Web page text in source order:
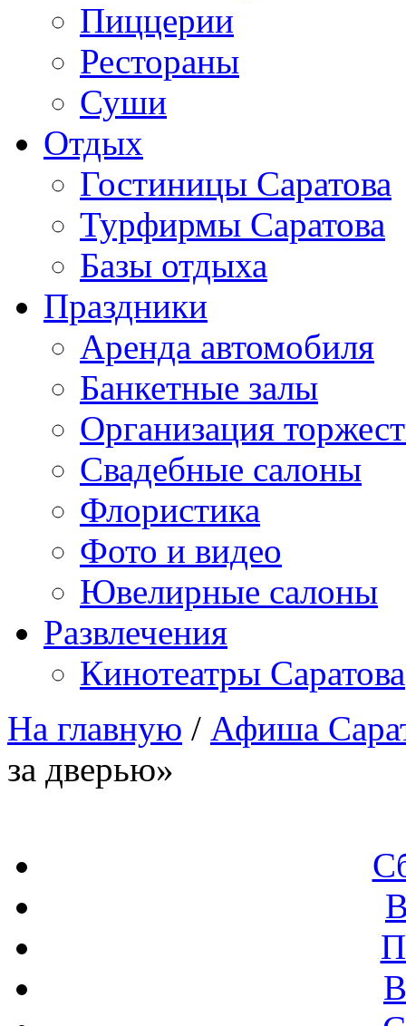
Пиццерии
Рестораны
Суши
Отдых
Гостиницы Саратова
Турфирмы Саратова
Базы отдыха
Праздники
Аренда автомобиля
Банкетные залы
Организация
Свадебные салоны
Флористика
Фото и видео
Ювелирные салоны
Развлечения
Кинотеатры Саратова
На главную / Афиша
за дверью»